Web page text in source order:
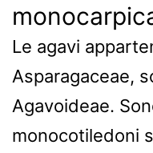
Le agavi
Asparagaceae,
Agavoideae.
monocotiledoni